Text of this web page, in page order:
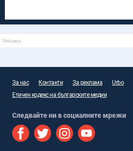
Реклама
За нас Контакти За реклама Urbo
Етичен кодекс на българските медии
Следвайте ни в социалните мрежи